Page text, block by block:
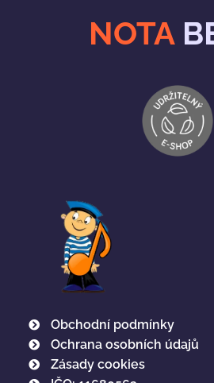
NOTA
Obchodní podmínky
Ochrana osobních údajů
Zásady cookies